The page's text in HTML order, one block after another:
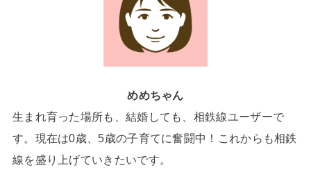
めめちゃん
生まれ育った場所も、結婚しても、相鉄線ユーザーで
す。現在は0歳、5歳の子育てに奮闘中！これからも相鉄
線を盛り上げていきたいです。